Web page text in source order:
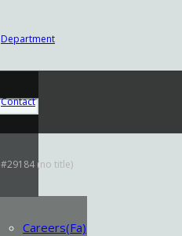
Department
Contact
#29184 (no title)
Careers(Fa)